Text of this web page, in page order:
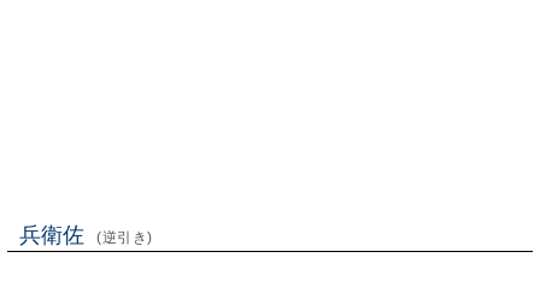
兵衛佐 (逆引き)